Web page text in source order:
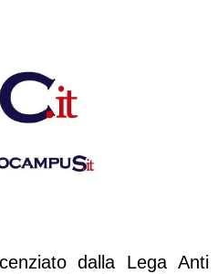
dalla Lega Anti